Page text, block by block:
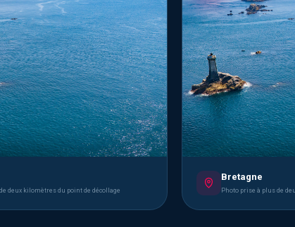
deux kilomètres du point de décollage
Bretagne
Photo prise à plus de